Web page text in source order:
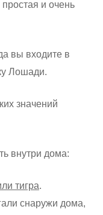
и очень
вы входите в
Лошади.
значений
внутри дома:
тигра.
снаружи дома,